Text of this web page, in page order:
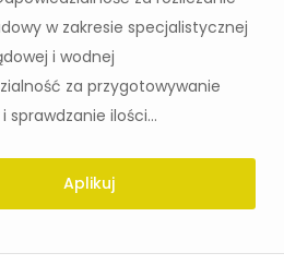
w zakresie specjalistycznej
i wodnej
za przygotowywanie
sprawdzanie ilości...
Aplikuj